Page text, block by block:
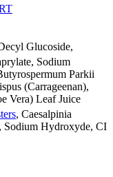
Glucoside,
Sodium
Parkii
(Carrageenan),
Vera) Leaf Juice
, Caesalpinia
Sodium Hydroxyde, CI